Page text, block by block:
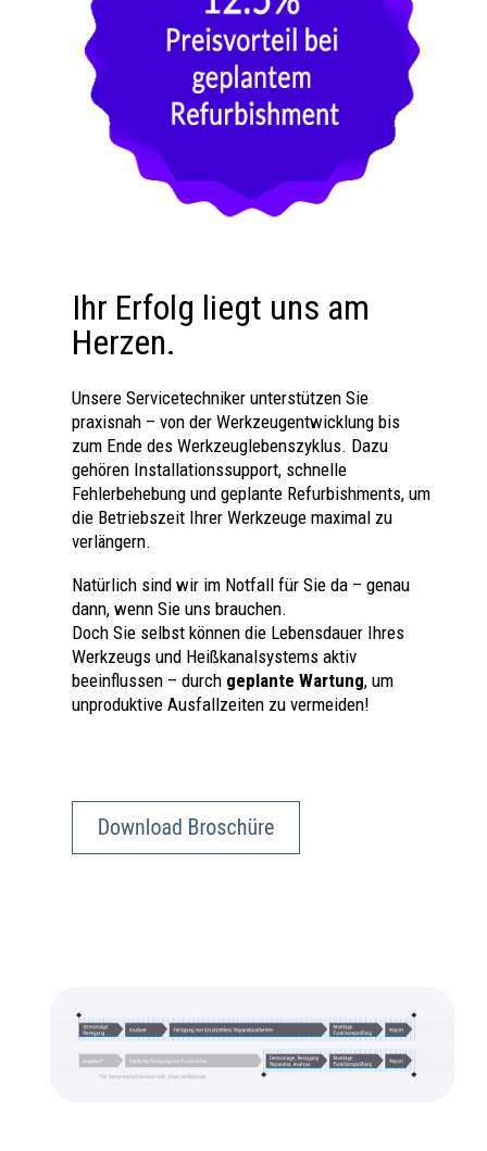
Ihr Erfolg liegt uns am
Herzen.
Unsere Servicetechniker unterstützen Sie
praxisnah – von der Werkzeugentwicklung bis
zum Ende des Werkzeuglebenszyklus. Dazu
gehören Installationssupport, schnelle
Fehlerbehebung und geplante Refurbishments, um
die Betriebszeit Ihrer Werkzeuge maximal zu
verlängern.
Natürlich sind wir im Notfall für Sie da – genau
dann, wenn Sie uns brauchen.
Doch Sie selbst können die Lebensdauer Ihres
Werkzeugs und Heißkanalsystems aktiv
beeinflussen – durch geplante Wartung, um
unproduktive Ausfallzeiten zu vermeiden!